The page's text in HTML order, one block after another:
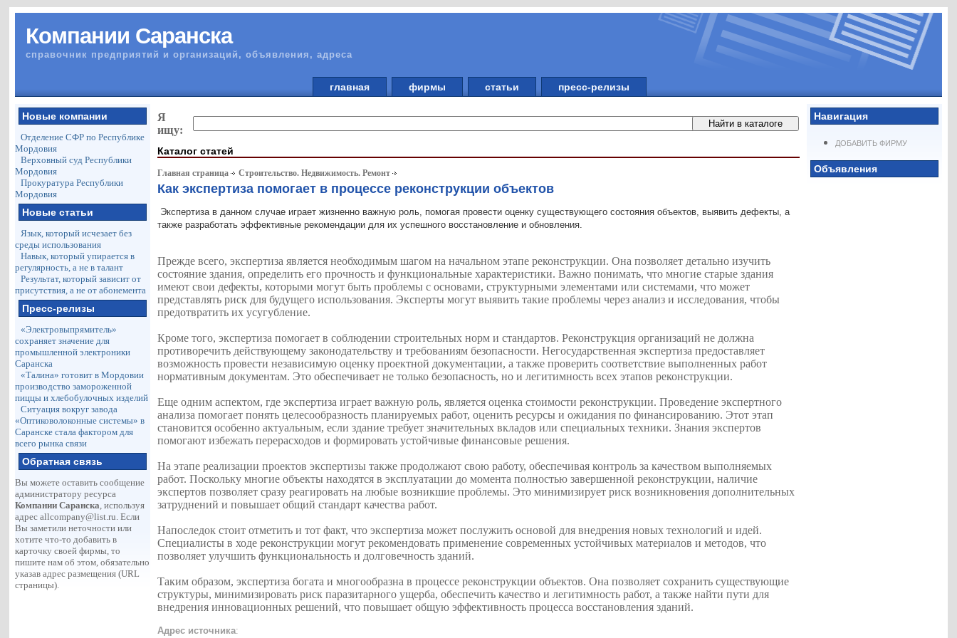
Компании Саранска
справочник предприятий и организаций, объявления, адреса
главная фирмы статьи пресс-релизы
Новые компании
Отделение СФР по Республике
Мордовия
Верховный суд Республики
Мордовия
Прокуратура Республики
Мордовия
Новые статьи
Язык, который исчезает без
среды использования
Навык, который упирается в
регулярность, а не в талант
Результат, который зависит от
присутствия, а не от абонемента
Пресс-релизы
«Электровыпрямитель»
сохраняет значение для
промышленной электроники
Саранска
«Талина» готовит в Мордовии
производство замороженной
пиццы и хлебобулочных изделий
Ситуация вокруг завода
«Оптиковолоконные системы» в
Саранске стала фактором для
всего рынка связи
Обратная связь
Вы можете оставить сообщение
администратору ресурса
Компании Саранска, используя
адресallcompany@list.ru. Если
Вы заметили неточности или
хотите что-то добавить в
карточку своей фирмы, то
пишите нам об этом, обязательно
указав адрес размещения (URL
страницы).
Навигация
ДОБАВИТЬ ФИРМУ
Объявления
Я
ищу:
Каталог статей
Главная страница Строительство. Недвижимость. Ремонт
Как экспертиза помогает в процессе реконструкции объектов
Экспертиза в данном случае играет жизненно важную роль, помогая провести оценку существующего состояния объектов, выявить дефекты, а
также разработать эффективные рекомендации для их успешного восстановление и обновления.
Прежде всего, экспертиза является необходимым шагом на начальном этапе реконструкции. Она позволяет детально изучить
состояние здания, определить его прочность и функциональные характеристики. Важно понимать, что многие старые здания
имеют свои дефекты, которыми могут быть проблемы с основами, структурными элементами или системами, что может
представлять риск для будущего использования. Эксперты могут выявить такие проблемы через анализ и исследования, чтобы
предотвратить их усугубление.
Кроме того, экспертиза помогает в соблюдении строительных норм и стандартов. Реконструкция организаций не должна
противоречить действующему законодательству и требованиям безопасности. Негосударственная экспертиза предоставляет
возможность провести независимую оценку проектной документации, а также проверить соответствие выполненных работ
нормативным документам. Это обеспечивает не только безопасность, но и легитимность всех этапов реконструкции.
Еще одним аспектом, где экспертиза играет важную роль, является оценка стоимости реконструкции. Проведение экспертного
анализа помогает понять целесообразность планируемых работ, оценить ресурсы и ожидания по финансированию. Этот этап
становится особенно актуальным, если здание требует значительных вкладов или специальных техники. Знания экспертов
помогают избежать перерасходов и формировать устойчивые финансовые решения.
На этапе реализации проектов экспертизы также продолжают свою работу, обеспечивая контроль за качеством выполняемых
работ. Поскольку многие объекты находятся в эксплуатации до момента полностью завершенной реконструкции, наличие
экспертов позволяет сразу реагировать на любые возникшие проблемы. Это минимизирует риск возникновения дополнительных
затруднений и повышает общий стандарт качества работ.
Напоследок стоит отметить и тот факт, что экспертиза может послужить основой для внедрения новых технологий и идей.
Специалисты в ходе реконструкции могут рекомендовать применение современных устойчивых материалов и методов, что
позволяет улучшить функциональность и долговечность зданий.
Таким образом, экспертиза богата и многообразна в процессе реконструкции объектов. Она позволяет сохранить существующие
структуры, минимизировать риск паразитарного ущерба, обеспечить качество и легитимность работ, а также найти пути для
внедрения инновационных решений, что повышает общую эффективность процесса восстановления зданий.
Адрес источника: